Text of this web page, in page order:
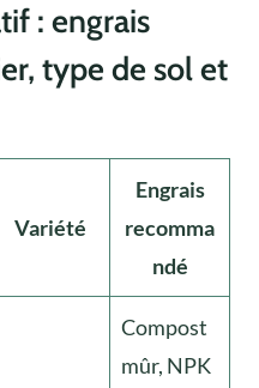
: engrais
type de sol et
Variété
Engrais
recomma
ndé
Compost
mûr, NPK